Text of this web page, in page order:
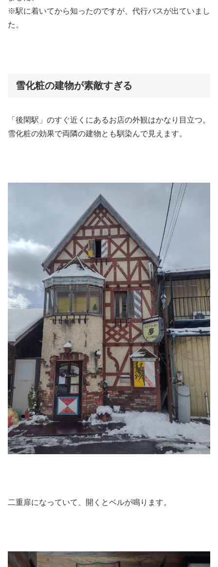
※駅に着いてから知ったのですが、代行バスが出ていまし
た。
雪化粧の建物が素敵すぎる
「後閑駅」のすぐ近くにあるお店の外観はかなり目立つ。
雪化粧の効果で両隣の建物とも馴染んで見えます。
二重扉になっていて、開くとベルが鳴ります。